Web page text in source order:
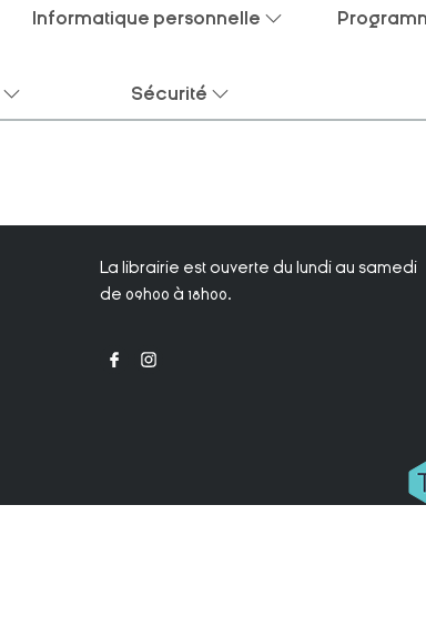
Informatique personnelle
Sécurité
La librairie est ouverte du lundi au samedi
de 09h00 à 18h00.